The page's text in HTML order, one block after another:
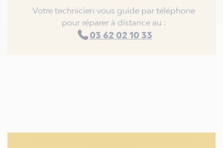
Votre technicien vous guide par téléphone
pour réparer à distance au :
03 62 02 10 33